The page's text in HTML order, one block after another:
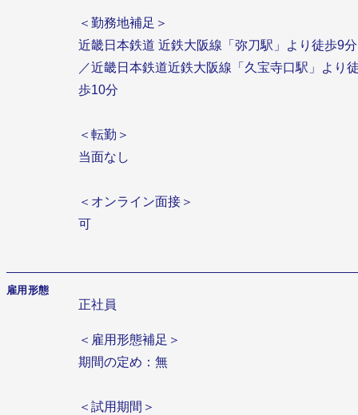
＜勤務地補足＞
近畿日本鉄道 近鉄大阪線「弥刀駅」より徒歩9分
／近畿日本鉄道近鉄大阪線「久宝寺口駅」より
歩10分
＜転勤＞
当面なし
＜オンライン面接＞
可
雇用形態
正社員
＜雇用形態補足＞
期間の定め：無
＜試用期間＞